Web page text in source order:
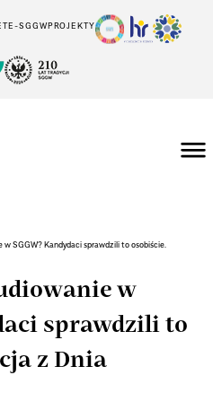
E-SGGWPROJEKTY
w SGGW? Kandydaci sprawdzili to osobiście.
w
sprawdzili to
z Dnia